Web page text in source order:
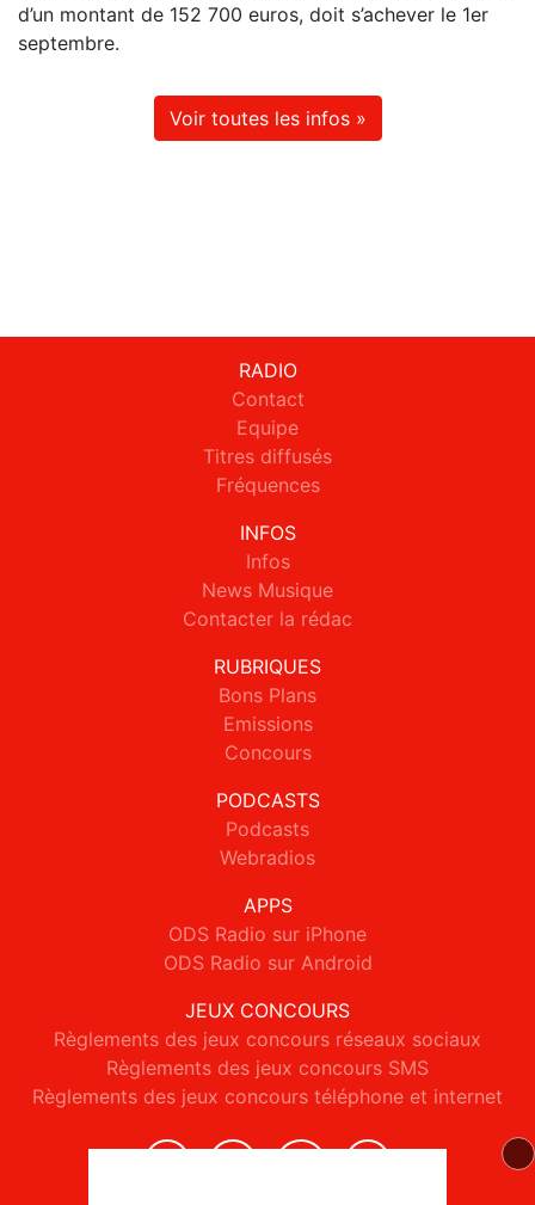
d’un montant de 152 700 euros, doit s’achever le 1er
septembre.
Voir toutes les infos »
RADIO
Contact
Equipe
Titres diffusés
Fréquences
INFOS
Infos
News Musique
Contacter la rédac
RUBRIQUES
Bons Plans
Emissions
Concours
PODCASTS
Podcasts
Webradios
APPS
ODS Radio sur iPhone
ODS Radio sur Android
JEUX CONCOURS
Règlements des jeux concours réseaux sociaux
Règlements des jeux concours SMS
Règlements des jeux concours téléphone et internet